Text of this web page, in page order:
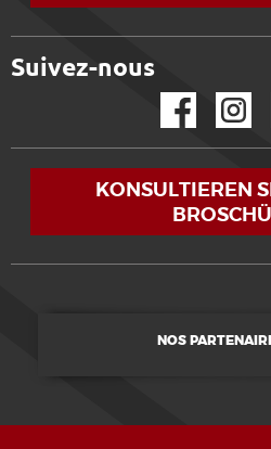
Suivez-nous
KONSULTIEREN
NOS